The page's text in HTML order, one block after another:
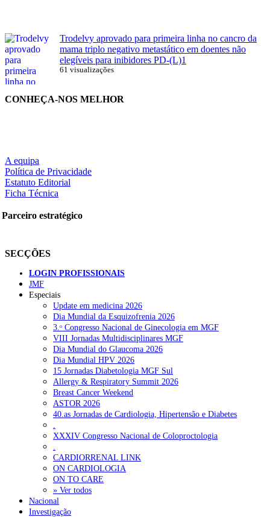
Trodelvy aprovado para primeira linha no cancro da
mama triplo negativo metastático em doentes não
elegíveis para inibidores PD-(L)1
61 visualizações
CONHEÇA-NOS MELHOR
A equipa
Política de Privacidade
Estatuto Editorial
Ficha Técnica
Parceiro estratégico
SECÇÕES
LOGIN PROFISSIONAIS
JMF
Especiais
Update em medicina 2026
Dia Mundial da Esquizofrenia 2026
3.ᵒ Congresso Nacional de Ginecologia em MGF
VIII Jornadas Multidisciplinares MGF
Dia Mundial do Glaucoma 2026
Dia Mundial HPV 2026
15 Jornadas Diabetologia MGF Sul
Allergy & Respiratory Summit 2026
Breast Cancer Weekend
ASTOR 2026
40.as Jornadas de Cardiologia, Hipertensão e Diabetes
XXXIV Congresso Nacional de Coloproctologia
CARDIORRENAL LINK
ON CARDIOLOGIA
ON TO CARE
» Ver todos
Nacional
Investigação